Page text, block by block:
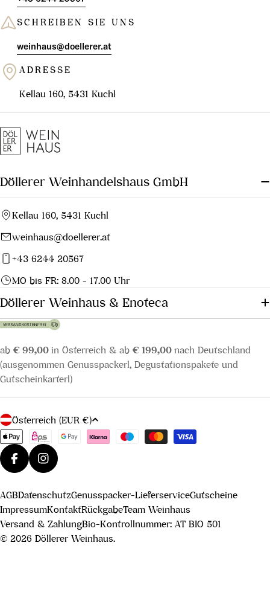
SCHREIBEN SIE UNS
weinhaus@doellerer.at
ADRESSE
Kellau 160, 5431 Kuchl
Döllerer Weinhandelshaus GmbH
Kellau 160, 5431 Kuchl
weinhaus@doellerer.at
+43 6244 20567
MO bis FR: 8.00 - 17.00 Uhr
Döllerer Weinhaus & Enoteca
ab € 99,00 in Österreich & ab € 199,00 nach Deutschland
(ausgenommen Genusspackerl, Degustationspakete und
Gutscheinkarterl)
L
a
n
d
R
e
g
i
Österreich (EUR €)
Zahlungsmethoden
FacebookInstagram
© 2026 Döllerer Weinhaus.
AGBDatenschutzGenusspacker-LieferserviceGutscheine
ImpressumKontaktRückgabeTeam Weinhaus
Versand & ZahlungBio-Kontrollnummer: AT BIO 501